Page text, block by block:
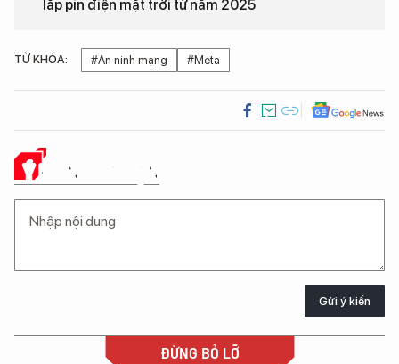
lắp pin điện mặt trời từ năm 2025
TỪ KHÓA: #An ninh mạng #Meta
Ý KIẾN CỦA BẠN
Gửi ý kiến
ĐỪNG BỎ LỠ